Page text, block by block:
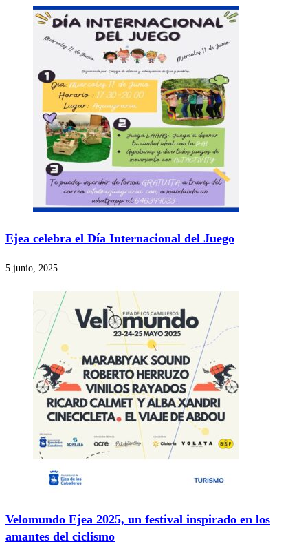
Ejea celebra el Día Internacional del Juego
5 junio, 2025
Velomundo Ejea 2025, un festival inspirado en los
amantes del ciclismo